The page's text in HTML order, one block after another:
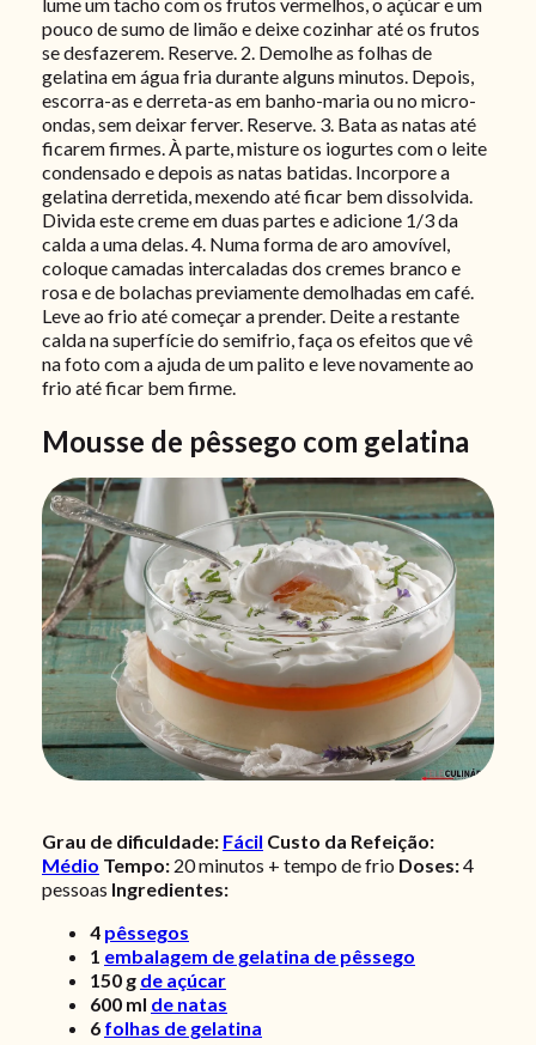
pouco de sumo de limão e deixe cozinhar até os frutos
se desfazerem. Reserve. 2. Demolhe as folhas de
gelatina em água fria durante alguns minutos. Depois,
escorra-as e derreta-as em banho-maria ou no micro-
ondas, sem deixar ferver. Reserve. 3. Bata as natas até
ficarem firmes. À parte, misture os iogurtes com o leite
condensado e depois as natas batidas. Incorpore a
gelatina derretida, mexendo até ficar bem dissolvida.
Divida este creme em duas partes e adicione 1/3 da
calda a uma delas. 4. Numa forma de aro amovível,
coloque camadas intercaladas dos cremes branco e
rosa e de bolachas previamente demolhadas em café.
Leve ao frio até começar a prender. Deite a restante
calda na superfície do semifrio, faça os efeitos que vê
na foto com a ajuda de um palito e leve novamente ao
frio até ficar bem firme.
Mousse de pêssego com gelatina
Grau de dificuldade: Fácil Custo da Refeição:
Médio Tempo: 20 minutos + tempo de frio Doses:4
pessoas Ingredientes:
4 pêssegos
1 embalagem de gelatina de pêssego
150 g de açúcar
600 ml de natas
6 folhas de gelatina